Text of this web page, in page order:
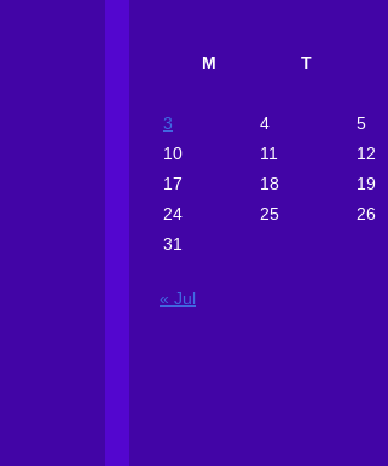
M T
3 4
5
10
11
12
17
18
19
24
25
26
31
« Jul